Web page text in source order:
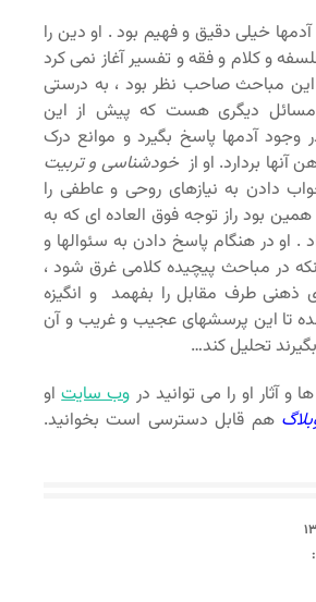
خیلی دقیق و فهیم بود . او دین را
و کلام و فقه و تفسیر آغاز نمی کرد
این مباحث صاحب نظر بود ، به درستی
دیگری هست که پیش از این
وجود آدمها پاسخ بگیرد و موانع درک
آنها بردارد. او از خودشناسی و تربیت
دادن به نیازهای روحی و عاطفی را
بود راز توجه فوق العاده ای که به
. او در هنگام پاسخ دادن به سئوالها و
در مباحث پیچیده کلامی غرق شود ،
ذهنی طرف مقابل را بفهمد و انگیزه
تا این پرسشهای عجیب و غریب و آن
تحلیل کند…
و آثار او را می توانید در وب سایتاو
هم قابل دسترسی است بخوانید.